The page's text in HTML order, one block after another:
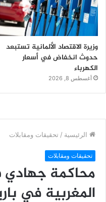
وزيرة الاقتصاد الألمانية تستبعد
حدوث انخفاض في أسعار
الكهرباء
أغسطس 8, 2026